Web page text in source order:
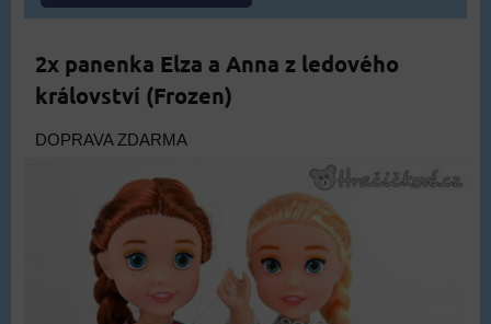
2x panenka Elza a Anna z ledového
království (Frozen)
DOPRAVA ZDARMA